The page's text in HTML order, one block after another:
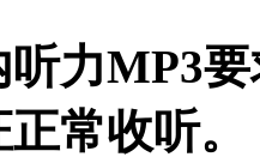
力MP3
常收听。